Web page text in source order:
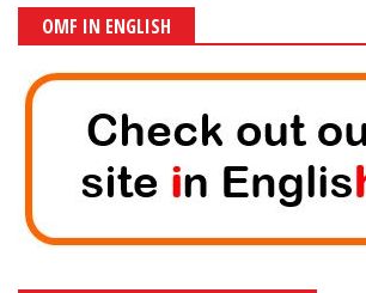
OMF IN ENGLISH